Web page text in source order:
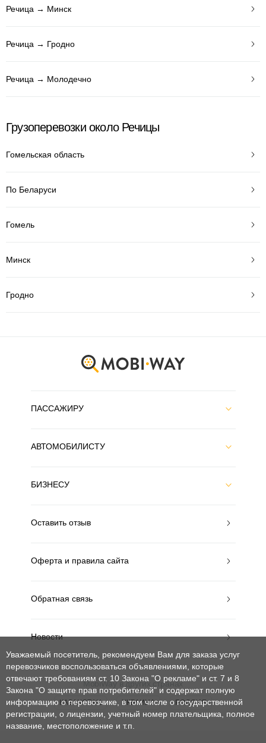
Речица → Минск
Речица → Гродно
Речица → Молодечно
Грузоперевозки около Речицы
Гомельская область
По Беларуси
Гомель
Минск
Гродно
ПАССАЖИРУ
АВТОМОБИЛИСТУ
БИЗНЕСУ
Оставить отзыв
Оферта и правила сайта
Обратная связь
Новости
MobiWay в других странах
КАЗАХСТАН УКРАИНА РОССИЯ
Уважаемый посетитель, рекомендуем Вам для заказа услуг
перевозчиков воспользоваться объявлениями, которые
отвечают требованиям ст. 10 Закона "О рекламе" и ст. 7 и 8
Закона "О защите прав потребителей" и содержат полную
информацию о перевозчике, в том числе о государственной
регистрации, о лицензии, учетный номер плательщика, полное
название, местоположение и т.п.